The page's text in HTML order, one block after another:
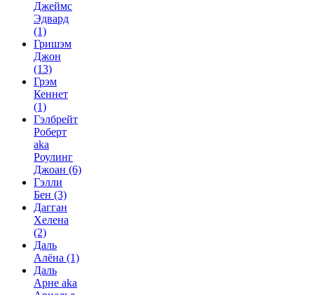
Джеймс
Эдвард
(1)
Гришэм
Джон
(13)
Грэм
Кеннет
(1)
Гэлбрейт
Роберт
aka
Роулинг
Джоан (6)
Гэлли
Бен (3)
Дагган
Хелена
(2)
Даль
Алёна (1)
Даль
Арне aka